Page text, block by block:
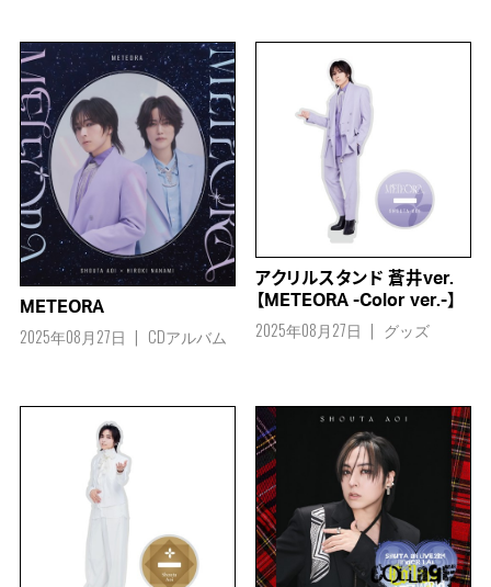
METEORA
2025年08月27日 CDアルバム
アクリルスタンド 蒼井ver.
【METEORA -Color ver.-】
2025年08月27日 グッズ